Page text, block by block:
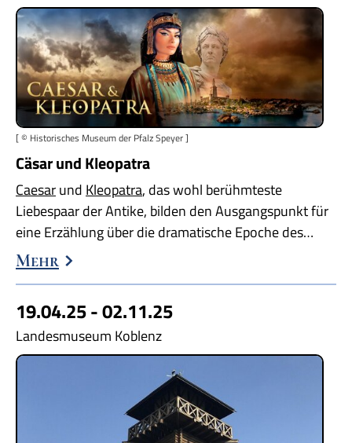
[ © Historisches Museum der Pfalz Speyer ]
Cäsar und Kleopatra
Caesarund Kleopatra, das wohl berühmteste
Liebespaar der Antike, bilden den Ausgangspunkt für
eine Erzählung über die dramatische Epoche des…
Mehr
19.04.25 - 02.11.25
Landesmuseum Koblenz